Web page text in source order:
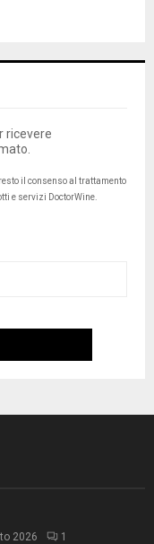
ricevere
il consenso al trattamento
e servizi DoctorWine.
2026 1